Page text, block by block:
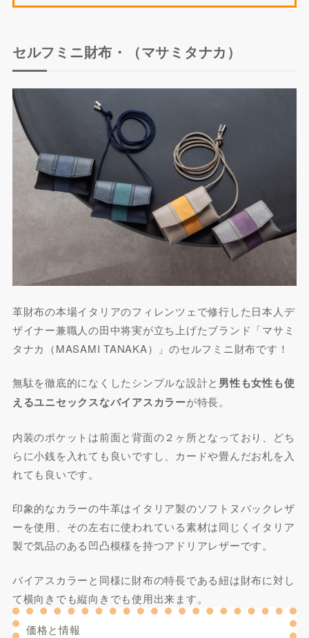
セルフミニ財布・（マサミタナカ）
革財布の本場イタリアのフィレンツェで修行した日本人デ
ザイナー兼職人の田中将実が立ち上げたブランド「マサミ
タナカ（MASAMI TANAKA）」のセルフミニ財布です！
無駄を徹底的になくしたシンプルな設計と 男性も女性も使
えるユニセックスなバイアスカラーが特長。
内装のポケットは前面と背面の２ヶ所となっており、どち
らに小銭を入れても良いですし、カードや畳んだお札を入
れても良いです。
印象的なカラーの牛革はイタリア製のソフトヌバックレザ
ーを使用、その左右に使われている素材は同じくイタリア
製で気品のある凹凸模様を持つアドリアレザーです。
バイアスカラーと同様に財布の特長である紐は財布に対し
て横向きでも縦向きでも使用出来ます。
価格と情報